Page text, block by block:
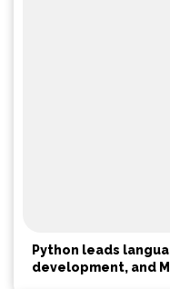
Python leads
development, and